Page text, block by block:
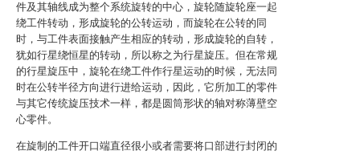
件及其轴线成为整个系统旋转的中心，旋轮随旋轮座一起
绕工件转动，形成旋轮的公转运动，而旋轮在公转的同
时，与工件表面接触产生相应的转动，形成旋轮的自转，
犹如行星绕恒星的转动，所以称之为行星旋压。但在常规
的行星旋压中，旋轮在绕工件作行星运动的时候，无法同
时在公转半径方向进行进给运动，因此，它所加工的零件
与其它传统旋压技术一样，都是圆筒形状的轴对称薄壁空
心零件。
在旋制的工件开口端直径很小或者需要将口部进行封闭的